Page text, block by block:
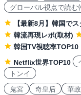
グローバル視点で読む
【最新8月】韓国で
韓流再現レポ(取材)
韓国TV視聴率TOP10
Netflix世界TOP10
トンイ
鬼宮
奇皇后 華政